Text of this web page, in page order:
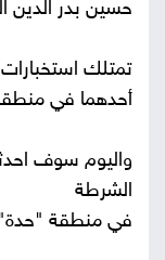
حسين بدر الدين
تمتلك
أحدهما في
واليوم سوف
الشرطة
في منطقة "حدة"